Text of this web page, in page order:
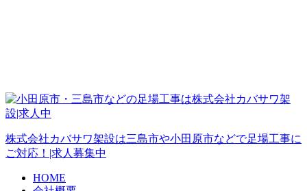
株式会社カバサワ架設は三島市や小田原市などで足場工事に
ご対応！|求人募集中
HOME